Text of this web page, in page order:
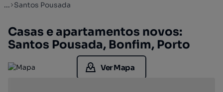
... Santos Pousada
Casas e apartamentos novos:
Santos Pousada, Bonfim, Porto
Ver Mapa